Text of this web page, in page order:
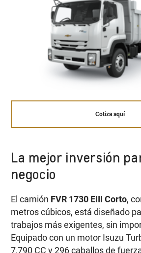
Cotiza aquí
La mejor inversión
negocio
El camión FVR 1730 EIII Corto,
metros cúbicos, está diseñado
trabajos más exigentes, sin
Equipado con un motor Isuzu
7,790 CC y 296 caballos de